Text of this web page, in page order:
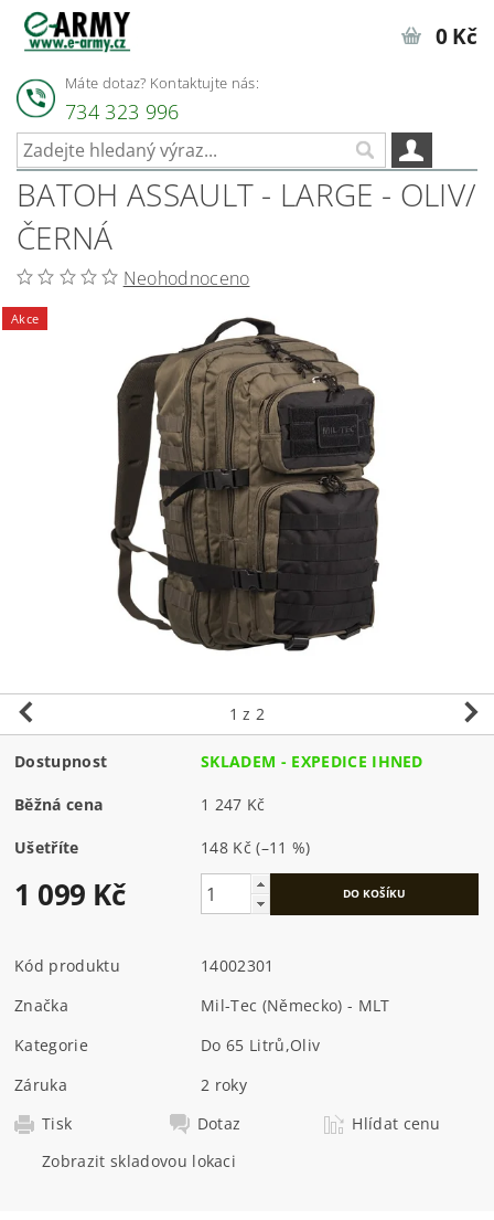
Máte dotaz? Kontaktujte nás:
734 323 996
0 Kč
BATOH ASSAULT - LARGE - OLIV/
ČERNÁ
Neohodnoceno
Akce
1 z 2
Dostupnost SKLADEM - EXPEDICE IHNED
Běžná cena 1 247 Kč
Ušetříte 148 Kč(–11 %)
1 099 Kč
Kód produktu
14002301
Značka
Mil-Tec (Německo) - MLT
Kategorie
Do 65 Litrů,Oliv
Záruka
2 roky
Tisk
Dotaz
Hlídat cenu
Zobrazit skladovou lokaci